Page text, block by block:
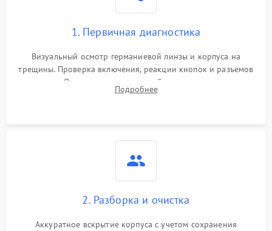
1. Первичная диагностика
Визуальный осмотр германиевой линзы и корпуса на
трещины. Проверка включения, реакции кнопок и разъемов
зарядки. Оценка вывода тепловой сигнатуры на экран,
проверка базовых функций и считывание системных
Подробнее
2. Разборка и очистка
Аккуратное вскрытие корпуса с учетом сохранения